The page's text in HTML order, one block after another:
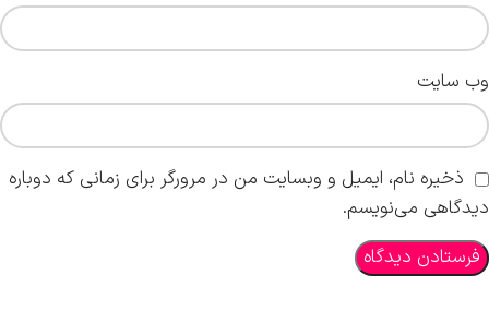
وب‌ سایت
ذخیره نام، ایمیل و وبسایت من در مرورگر برای زمانی که دوباره
دیدگاهی می‌نویسم.